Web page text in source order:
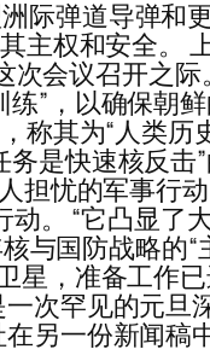
际弹道导弹和
主权和安全。
会议召开之
”，以确保朝
其为“人类历
是快速核反击
忧的军事行动
。 “它凸显了
与国防战略的“
星，准备工作
次罕见的元旦
另一份新闻稿